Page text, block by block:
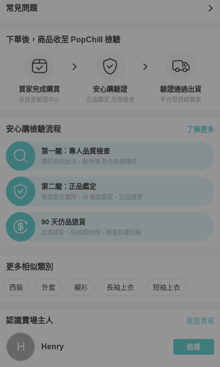
常見問題
下單後，商品收至 PopChill 檢驗
買家完成購買
收貨至驗證中心
安心購驗證
正品鑑定 品質檢查
驗證通過出貨
平台發貨給買家
安心購檢驗流程 了解更多
PopChill拍拍圈正品驗證、安心購檢驗流程介紹
第一關：專人品質檢查
確認商品狀況、配件等 符合頁面描述
第二關：正品鑑定
專業鑑定團隊、AI 儀器鑑定、正品證書
90 天仿品退貨
出貨錄影、防掉換封條、雙重防護包裝
更多相似類別
更多Prada 男裝相似商品推薦
西裝 外套 襯衫 長袖上衣 短袖上衣
認識賣場主人
PopChill 拍拍圈嚴選賣家
逛逛賣場
H Henry 追蹤